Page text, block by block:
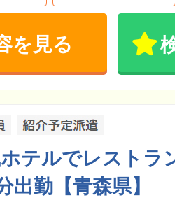
を見る
テルでレストラ
出勤【青森県】